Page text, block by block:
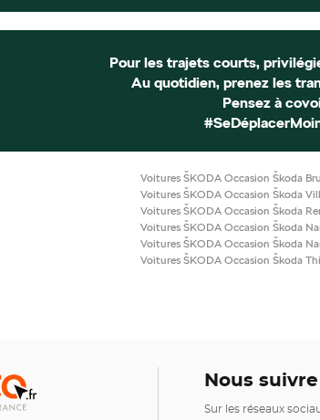
Pour les trajets courts,
Au quotidien, prenez les
Pensez à
Voitures ŠKODA Occasion Škoda
Voitures ŠKODA Occasion Škoda
Voitures ŠKODA Occasion Škoda
Voitures ŠKODA Occasion Škoda
Voitures ŠKODA Occasion Škoda
Voitures ŠKODA Occasion Škoda
Nous suivre
Sur les réseaux